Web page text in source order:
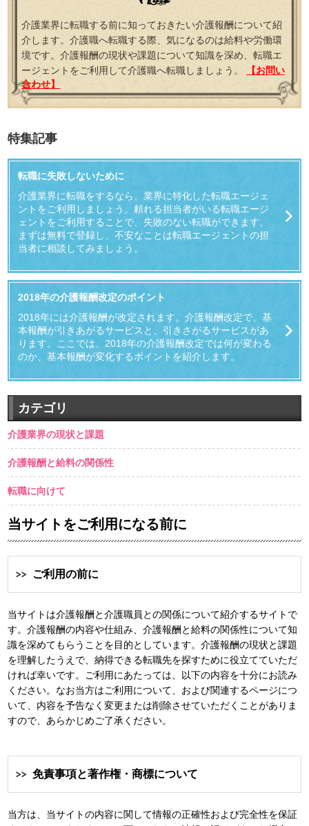
介護業界に転職する前に知っておきたい介護報酬について紹
介します。介護職へ転職する際、気になるのは給料や労働環
境です。介護報酬の現状や課題について知識を深め、転職エ
ージェントをご利用して介護職へ転職しましょう。
【お問い
合わせ】
特集記事
転職に失敗しないために
介護業界に転職をするなら、業界に特化した転職エージェ
ントをご利用しましょう。頼れる担当者がいる転職エージ
ェントをご利用することで、失敗のない転職ができます。
まずは無料で登録し、不安なことは転職エージェントの担
当者に相談してみましょう。
2018年の介護報酬改定のポイント
2018年には介護報酬が改定されます。介護報酬改定で、基
本報酬が引きあがるサービスと、引きさがるサービスがあ
ります。ここでは、2018年の介護報酬改定では何が変わる
のか、基本報酬が変化するポイントを紹介します。
カテゴリ
介護業界の現状と課題
介護報酬と給料の関係性
転職に向けて
当サイトをご利用になる前に
ご利用の前に
当サイトは介護報酬と介護職員との関係について紹介するサイトで
す。介護報酬の内容や仕組み、介護報酬と給料の関係性について知
識を深めてもらうことを目的としています。介護報酬の現状と課題
を理解したうえで、納得できる転職先を探すために役立てていただ
ければ幸いです。ご利用にあたっては、以下の内容を十分にお読み
ください。なお当方はご利用について、および関連するページにつ
いて、内容を予告なく変更または削除させていただくことがありま
すので、あらかじめご了承ください。
免責事項と著作権・商標について
当方は、当サイトの内容に関して情報の正確性および完全性を保証